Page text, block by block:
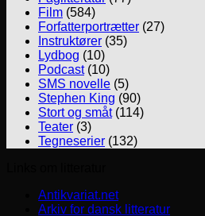
Film (584)
Forfatterportrætter (27)
Instruktører (35)
Lydbog (10)
Podcast(10)
SMS novelle (5)
Stephen King (90)
Stort og småt(114)
Teater (3)
Tegneserier (132)
Antikvariat.net
Arkiv for dansk litteratur